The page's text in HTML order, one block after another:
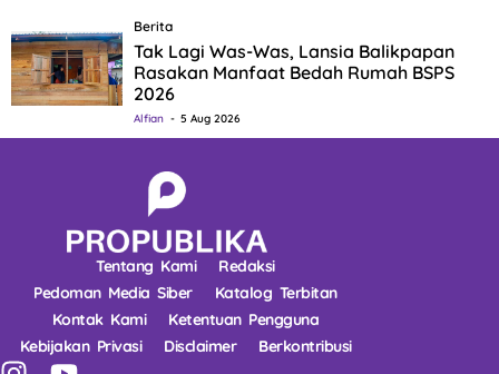
Berita
Tak Lagi Was-Was, Lansia Balikpapan
Rasakan Manfaat Bedah Rumah BSPS
2026
Alfian 5 Aug 2026
Tentang Kami
Redaksi
Pedoman Media Siber
Katalog Terbitan
Kontak Kami
Ketentuan Pengguna
Kebijakan Privasi
Disclaimer Berkontribusi